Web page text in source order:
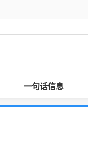
一句话信息